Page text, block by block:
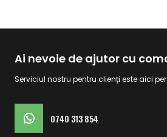
Ai nevoie de ajutor cu
Serviciul nostru pentru clienți este aici
0740 313 854